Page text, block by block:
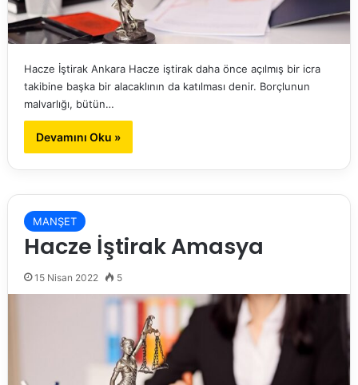
Hacze İştirak Ankara Hacze iştirak daha önce açılmış bir icra
takibine başka bir alacaklının da katılması denir. Borçlunun
malvarlığı, bütün…
Devamını Oku »
MANŞET
Hacze İştirak Amasya
15 Nisan 2022 5